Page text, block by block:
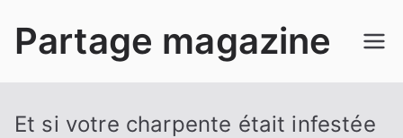
Partage magazine
Et si votre charpente était infestée